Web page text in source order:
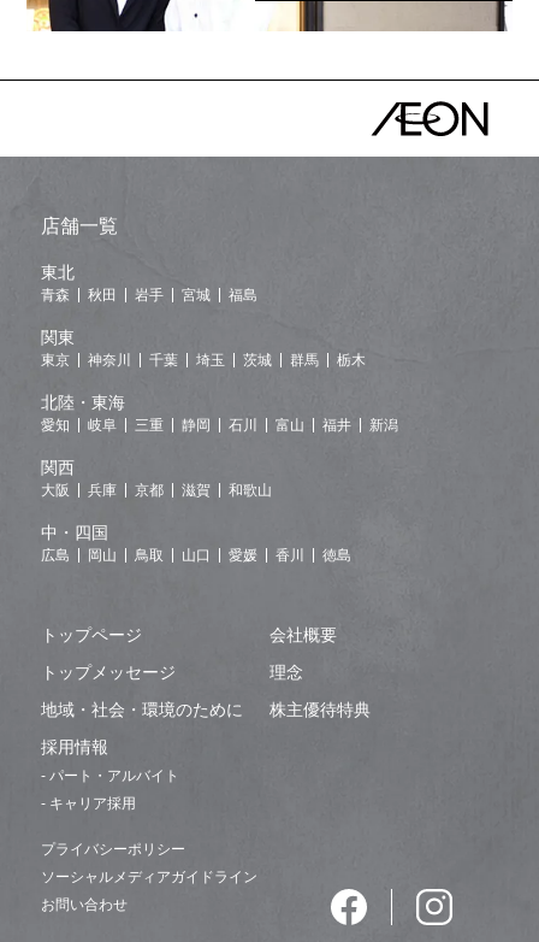
トップページ
会社概要
トップメッセージ
理念
地域・社会・環境のために
株主優待特典
採用情報
- パート・アルバイト
- キャリア採用
プライバシーポリシー
ソーシャルメディアガイドライン
お問い合わせ
店舗一覧
東北
青森 秋田 岩手 宮城 福島
関東
東京 神奈川 千葉 埼玉 茨城 群馬 栃木
北陸・東海
愛知 岐阜 三重 静岡 石川 富山 福井 新潟
関西
大阪 兵庫 京都 滋賀 和歌山
中・四国
広島 岡山 鳥取 山口 愛媛 香川 徳島